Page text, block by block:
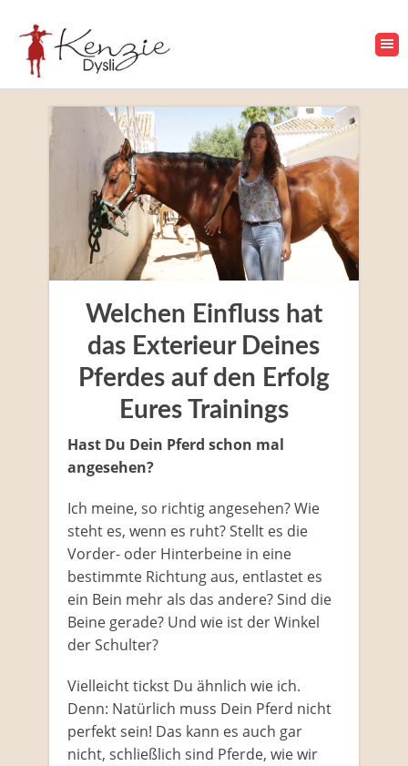
Welchen Einfluss hat
das Exterieur Deines
Pferdes auf den Erfolg
Eures Trainings
Hast Du Dein Pferd schon mal
angesehen?
Ich meine, so richtig angesehen? Wie
steht es, wenn es ruht? Stellt es die
Vorder- oder Hinterbeine in eine
bestimmte Richtung aus, entlastet es
ein Bein mehr als das andere? Sind die
Beine gerade? Und wie ist der Winkel
der Schulter?
Vielleicht tickst Du ähnlich wie ich.
Denn: Natürlich muss Dein Pferd nicht
perfekt sein! Das kann es auch gar
nicht, schließlich sind Pferde, wie wir